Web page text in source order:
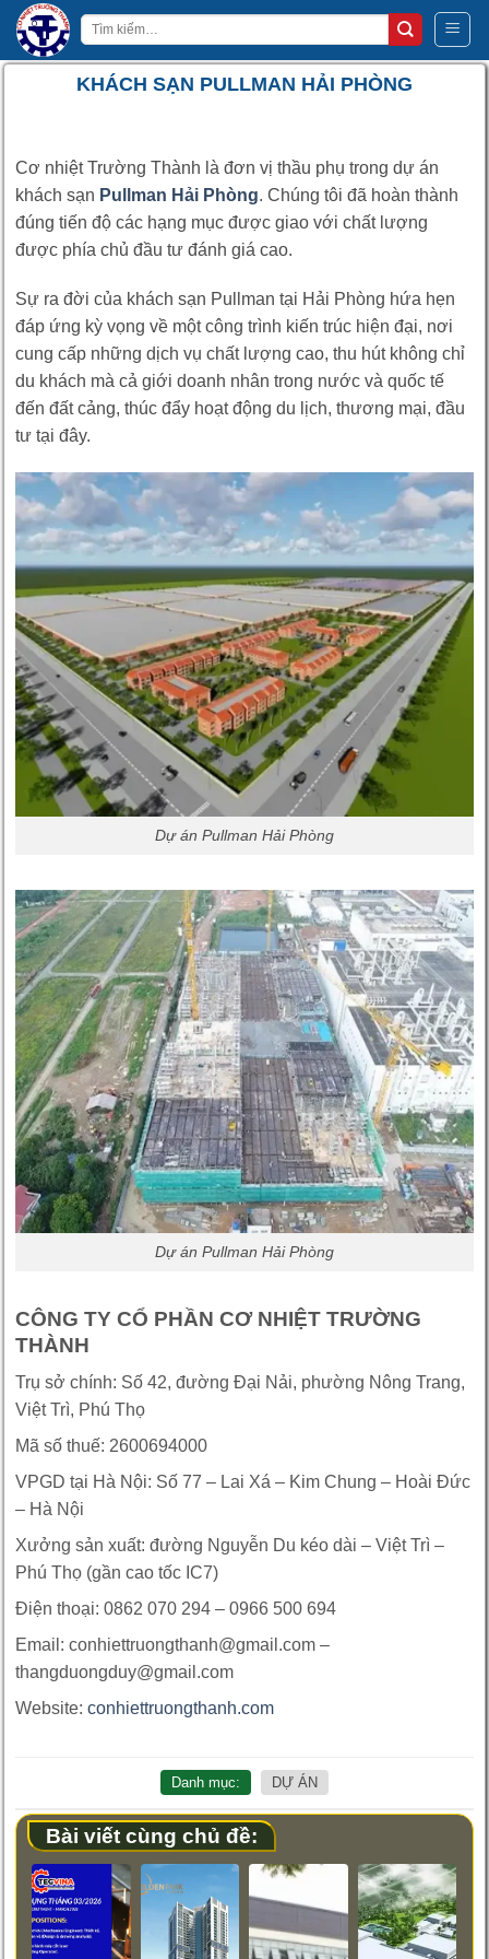
Bỏ
qua
nội
Tìm
kiếm:
KHÁCH SẠN PULLMAN HẢI PHÒNG
Cơ nhiệt Trường Thành là đơn vị thầu phụ trong dự án
khách sạn Pullman Hải Phòng. Chúng tôi đã hoàn thành
đúng tiến độ các hạng mục được giao với chất lượng
được phía chủ đầu tư đánh giá cao.
Sự ra đời của khách sạn Pullman tại Hải Phòng hứa hẹn
đáp ứng kỳ vọng về một công trình kiến trúc hiện đại, nơi
cung cấp những dịch vụ chất lượng cao, thu hút không chỉ
du khách mà cả giới doanh nhân trong nước và quốc tế
đến đất cảng, thúc đẩy hoạt động du lịch, thương mại, đầu
tư tại đây.
Dự án Pullman Hải Phòng
Dự án Pullman Hải Phòng
CÔNG TY CỔ PHẦN CƠ NHIỆT TRƯỜNG
THÀNH
Trụ sở chính: Số 42, đường Đại Nải, phường Nông Trang,
Việt Trì, Phú Thọ
Mã số thuế: 2600694000
VPGD tại Hà Nội: Số 77 – Lai Xá – Kim Chung – Hoài Đức
– Hà Nội
Xưởng sản xuất: đường Nguyễn Du kéo dài – Việt Trì –
Phú Thọ (gần cao tốc IC7)
Điện thoại: 0862 070 294 – 0966 500 694
Email: conhiettruongthanh@gmail.com –
thangduongduy@gmail.com
Website: conhiettruongthanh.com
Danh mục: DỰ ÁN
Bài viết cùng chủ đề: